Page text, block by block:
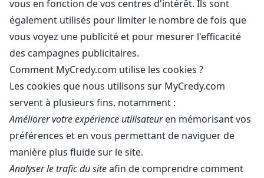
vous en fonction de vos centres d'intérêt. Ils sont
également utilisés pour limiter le nombre de fois que
vous voyez une publicité et pour mesurer l'efficacité
des campagnes publicitaires.
Comment MyCredy.com utilise les cookies ?
Les cookies que nous utilisons sur MyCredy.com
servent à plusieurs fins, notamment :
Améliorer votre expérience utilisateuren mémorisant vos
préférences et en vous permettant de naviguer de
manière plus fluide sur le site.
Analyser le trafic du siteafin de comprendre comment